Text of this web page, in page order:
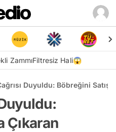
ZammıFiltresiz Hali😱
Duyuldu: Böbreğini
Çıkaran